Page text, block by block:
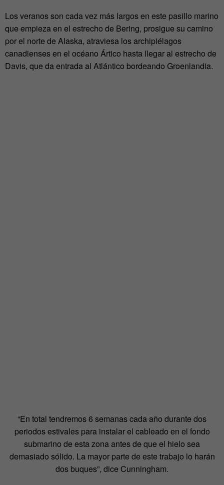
Los veranos son cada vez más largos en este pasillo marino
que empieza en el estrecho de Bering, prosigue su camino
por el norte de Alaska, atraviesa los archipiélagos
canadienses en el océano Ártico hasta llegar al estrecho de
Davis, que da entrada al Atlántico bordeando Groenlandia.
“En total tendremos 6 semanas cada año durante dos
periodos estivales para instalar el cableado en el fondo
submarino de esta zona antes de que el hielo sea
demasiado sólido. La mayor parte de este trabajo lo harán
dos buques”, dice Cunningham.